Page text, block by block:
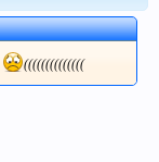
((((((((((((((